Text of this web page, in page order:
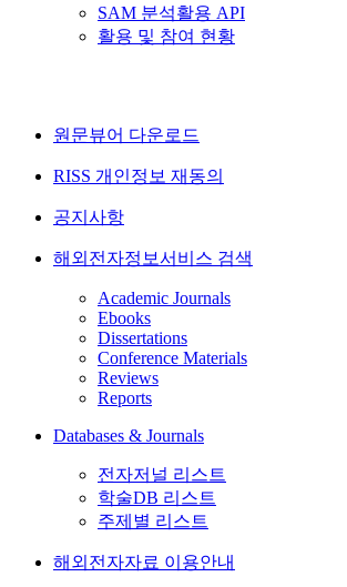
SAM 분석활용 API
활용 및 참여 현황
원문뷰어 다운로드
RISS 개인정보 재동의
공지사항
해외전자정보서비스 검색
Academic Journals
Ebooks
Dissertations
Conference Materials
Reviews
Reports
Databases & Journals
전자저널 리스트
학술DB 리스트
주제별 리스트
해외전자자료 이용안내